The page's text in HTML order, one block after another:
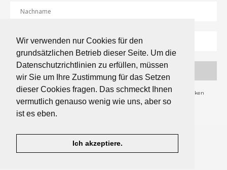
Wir verwenden nur Cookies für den
grundsätzlichen Betrieb dieser Seite. Um die
Datenschutzrichtlinien zu erfüllen, müssen
wir Sie um Ihre Zustimmung für das Setzen
dieser Cookies fragen. Das schmeckt Ihnen
vermutlich genauso wenig wie uns, aber so
ist es eben.
Ich akzeptiere.
Hinweise zum Inhalt des Newsletters, dem Versandverfahren und Statistiken
©2024 essenziell GmbH